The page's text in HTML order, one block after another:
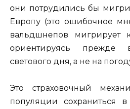
они потрудились бы
Европу (это ошибочное
вальдшнепов мигрирует
ориентируясь прежде
светового дня, а не на
Это страховочный
популяции сохраниться